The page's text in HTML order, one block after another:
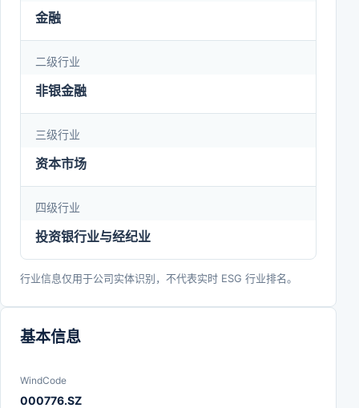
金融
二级行业
非银金融
三级行业
资本市场
四级行业
投资银行业与经纪业
行业信息仅用于公司实体识别，不代表实时 ESG 行业排名。
基本信息
WindCode
000776.SZ